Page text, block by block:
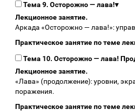
Тема 9. Осторожно — лава!▾
Лекционное занятие.
Аркада «Осторожно — лава!»:
Практическое занятие по теме
Тема 10. Осторожно — лава!
Лекционное занятие.
«Лава» (продолжение): уровни,
поражения.
Практическое занятие по теме